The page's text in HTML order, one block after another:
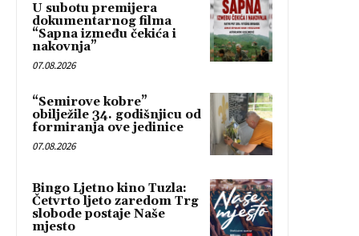
U subotu premijera
dokumentarnog filma
“Sapna između čekića i
nakovnja”
07.08.2026
“Semirove kobre”
obilježile 34. godišnjicu od
formiranja ove jedinice
07.08.2026
Bingo Ljetno kino Tuzla:
Četvrto ljeto zaredom Trg
slobode postaje Naše
mjesto